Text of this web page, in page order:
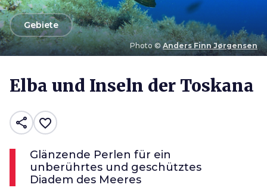
Photo © Anders Finn Jørgensen
arrow_backGebiete
Elba und Inseln der Toskana
share favorite_border
Glänzende Perlen für ein
unberührtes und geschütztes
Diadem des Meeres